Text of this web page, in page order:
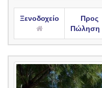
Ξενοδοχείο
Προς
Πώληση